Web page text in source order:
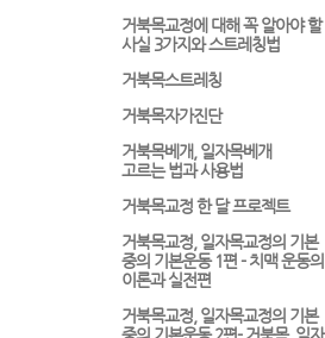
거북목교정에 대해 꼭 알아야 할
사실 3가지와 스트레칭법
거북목스트레칭
거북목자가진단
거북목베개, 일자목베개
고르는 법과 사용법
거북목교정 한 달 프로젝트
거북목교정, 일자목교정의 기본
중의 기본운동 1편 - 치맥 운동의
이론과 실전편
거북목교정, 일자목교정의 기본